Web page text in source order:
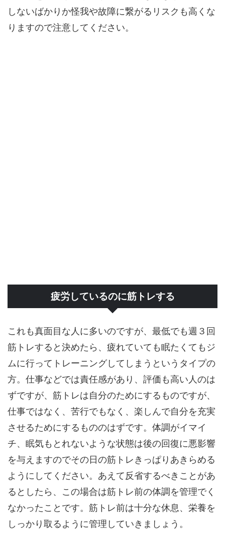
しないばかりか怪我や故障に繋がるリスクも高くな
りますので注意してください。
疲労しているのに筋トレする
これも真面目な人に多いのですが、最低でも週３回
筋トレすると決めたら、疲れていても眠たくてもジ
ムに行ってトレーニングしてしまうというタイプの
方。仕事などでは責任感があり、評価も高い人のは
ずですが、筋トレは自分のためにするものですが、
仕事ではなく、苦行でもなく、楽しんで自分を充実
させるためにするもののはずです。体調がイマイ
チ、眠気もとれないような状態は後の回復に悪影響
を与えますのでその日の筋トレきっぱりあきらめる
ようにしてください。あえて反省するべきことがあ
るとしたら、この場合は筋トレ前の体調を管理でく
なかったことです。筋トレ前は十分な休息、栄養を
しっかり取るように管理していきましょう。